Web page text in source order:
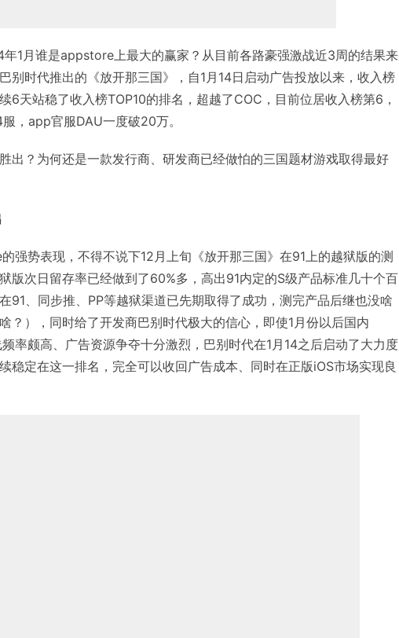
1月谁是appstore上最大的赢家？从目前各路豪强激战近3周的结果来
别时代推出的《放开那三国》，自1月14日启动广告投放以来，收入榜
6天站稳了收入榜TOP10的排名，超越了COC，目前位居收入榜第6，
，app官服DAU一度破20万。
出？为何还是一款发行商、研发商已经做怕的三国题材游戏取得最好
强势表现，不得不说下12月上旬《放开那三国》在91上的越狱版的测
版次日留存率已经做到了60%多，高出91内定的S级产品标准几十个百
91、同步推、PP等越狱渠道已先期取得了成功，测完产品后继也没啥
？），同时给了开发商巴别时代极大的信心，即使1月份以后国内
率颇高、广告资源争夺十分激烈，巴别时代在1月14之后启动了大力度
稳定在这一排名，完全可以收回广告成本、同时在正版iOS市场实现良